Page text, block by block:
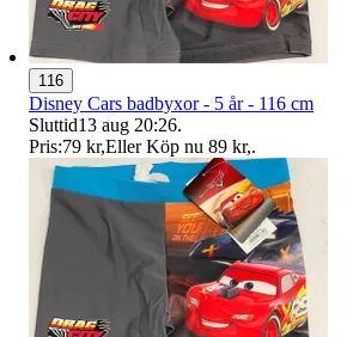
116
Disney Cars badbyxor - 5 år - 116 cm
Sluttid13 aug 20:26.
Pris:79 kr,Eller Köp nu 89 kr,.